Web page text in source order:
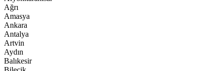
Ağrı
Amasya
Ankara
Antalya
Artvin
Aydın
Balıkesir